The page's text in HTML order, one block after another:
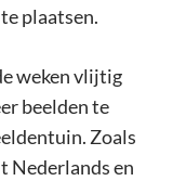
plaatsen.
weken vlijtig
beelden te
Zoals
Nederlands en